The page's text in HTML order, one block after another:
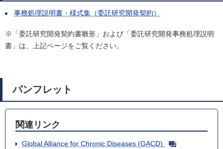
事務処理説明書・様式集（委託研究開発契約）
※「委託研究開発契約書雛形」および「委託研究開発事務処理説明
書」は、上記ページをご覧ください。
パンフレット
関連リンク
Global Alliance for Chronic Diseases (GACD)